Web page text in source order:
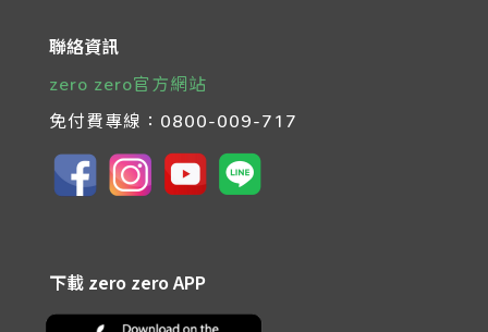
聯絡資訊
zero zero官方網站
免付費專線： 0800-009-717
下載 zero zero APP